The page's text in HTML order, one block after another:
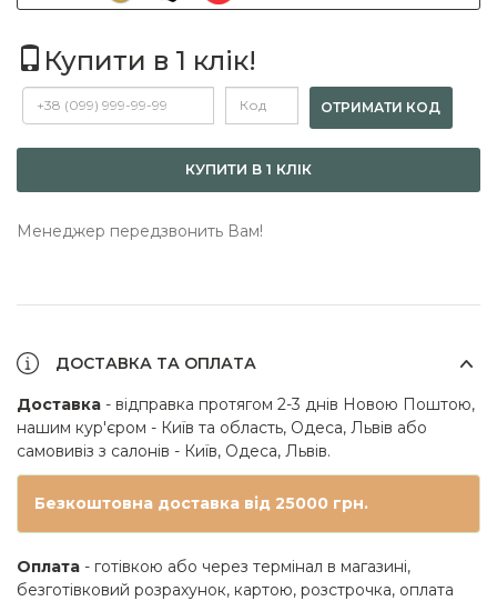
Купити в 1 клік!
ОТРИМАТИ КОД
КУПИТИ В 1 КЛІК
Менеджер передзвонить Вам!
ДОСТАВКА ТА ОПЛАТА
Доставка - відправка протягом 2-3 днів Новою Поштою,
нашим кур'єром - Київ та область, Одеса, Львів або
самовивіз з салонів - Київ, Одеса, Львів.
Безкоштовна доставка від 25000 грн.
Оплата - готівкою або через термінал в магазині,
безготівковий розрахунок, картою, розстрочка, оплата